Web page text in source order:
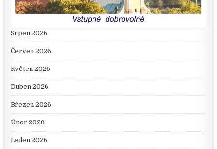
Srpen 2026
Červen 2026
Květen 2026
Duben 2026
Březen 2026
Únor 2026
Leden 2026